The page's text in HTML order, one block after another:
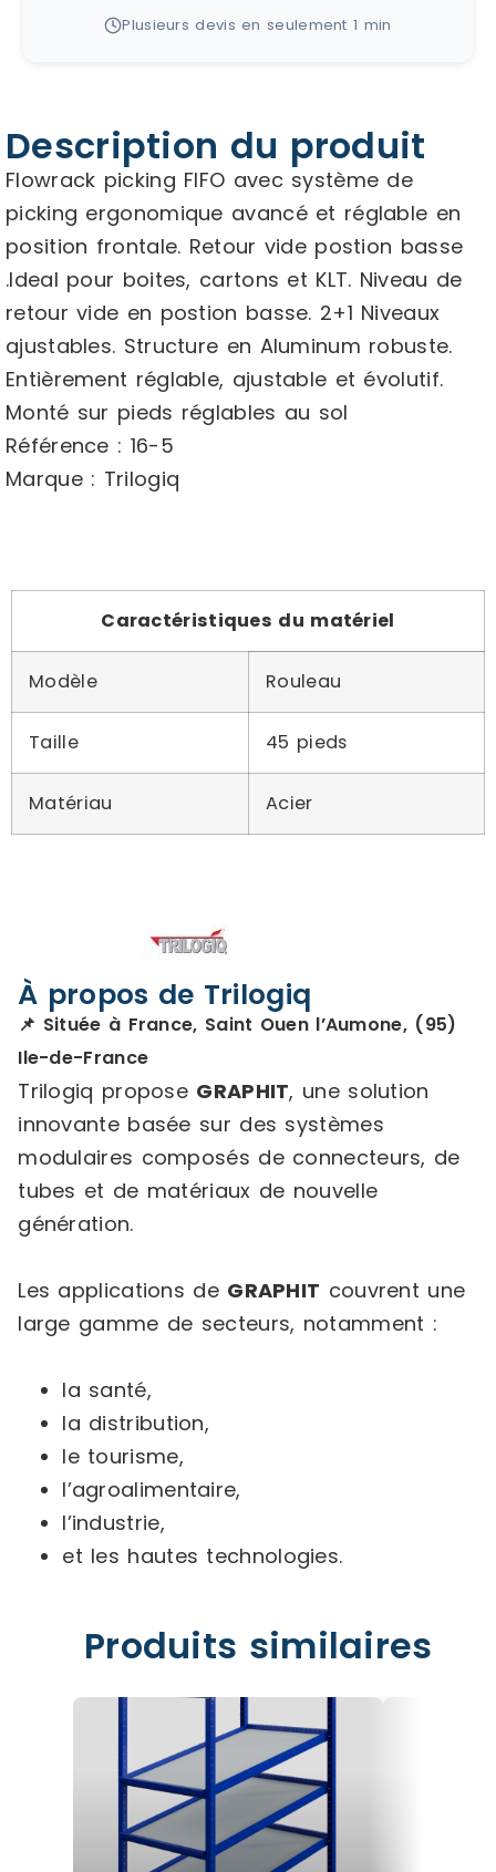
Plusieurs devis en seulement 1 min
Description du produit
Flowrack picking FIFO avec système de
picking ergonomique avancé et réglable en
position frontale. Retour vide postion basse
.Ideal pour boites, cartons et KLT. Niveau de
retour vide en postion basse. 2+1 Niveaux
ajustables. Structure en Aluminum robuste.
Entièrement réglable, ajustable et évolutif.
Monté sur pieds réglables au sol
Référence : 16-5
Marque : Trilogiq
Caractéristiques du matériel
Modèle Rouleau
Taille 45 pieds
Matériau Acier
À propos de Trilogiq
📌 Située à France, Saint Ouen l’Aumone, (95)
Ile-de-France
Trilogiq propose GRAPHIT, une solution
innovante basée sur des systèmes
modulaires composés de connecteurs, de
tubes et de matériaux de nouvelle
génération.
Les applications de GRAPHIT couvrent une
large gamme de secteurs, notamment :
la santé,
la distribution,
le tourisme,
l’agroalimentaire,
l’industrie,
et les hautes technologies.
Produits similaires